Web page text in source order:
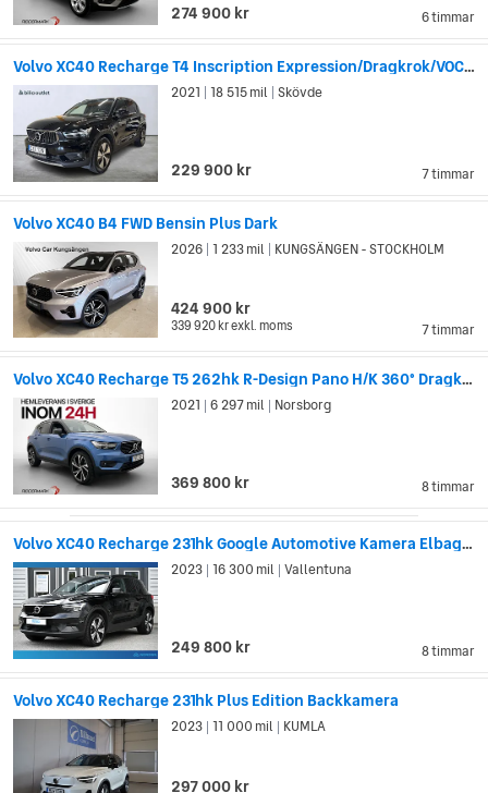
6 timmar
274 900 kr
Volvo XC40 Recharge T4 Inscription Expression/Dragkrok/VOC/Nyserva
7 timmar
2021 18 515 mil Skövde
229 900 kr
Volvo XC40 B4 FWD Bensin Plus Dark
7 timmar
2026 1 233 mil KUNGSÄNGEN - STOCKHOLM
424 900 kr
339 920 krexkl. moms
Volvo XC40 Recharge T5 262hk R-Design Pano H/K 360° Dragkrok
8 timmar
2021 6 297 mil Norsborg
369 800 kr
Volvo XC40 Recharge 231hk Google Automotive Kamera Elbagage
8 timmar
2023 16 300 mil Vallentuna
249 800 kr
Volvo XC40 Recharge 231hk Plus Edition Backkamera
2023 11 000 mil KUMLA
297 000 kr